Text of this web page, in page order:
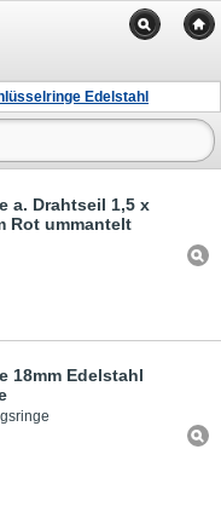
Edelstahl
a. Drahtseil 1,5 x
Rot ummantelt
18mm Edelstahl